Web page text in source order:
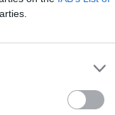
metais premija
atsiimti